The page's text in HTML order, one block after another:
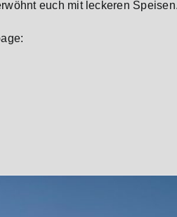
euch mit leckeren